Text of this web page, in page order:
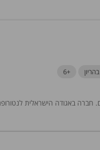
+6
ברפואה טבעית אינטגרטיבית מזה כ 30 שנים.